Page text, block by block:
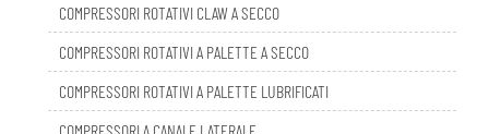
COMPRESSORI ROTATIVI A PALETTE A SECCO
COMPRESSORI ROTATIVI A PALETTE LUBRIFICATI
COMPRESSORI A CANALE LATERALE